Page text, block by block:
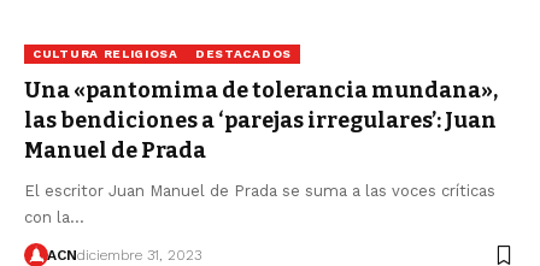
CULTURA RELIGIOSA DESTACADOS
Una «pantomima de tolerancia mundana»,
las bendiciones a ‘parejas irregulares’: Juan
Manuel de Prada
El escritor Juan Manuel de Prada se suma a las voces críticas
con la…
ACNdiciembre 31, 2023